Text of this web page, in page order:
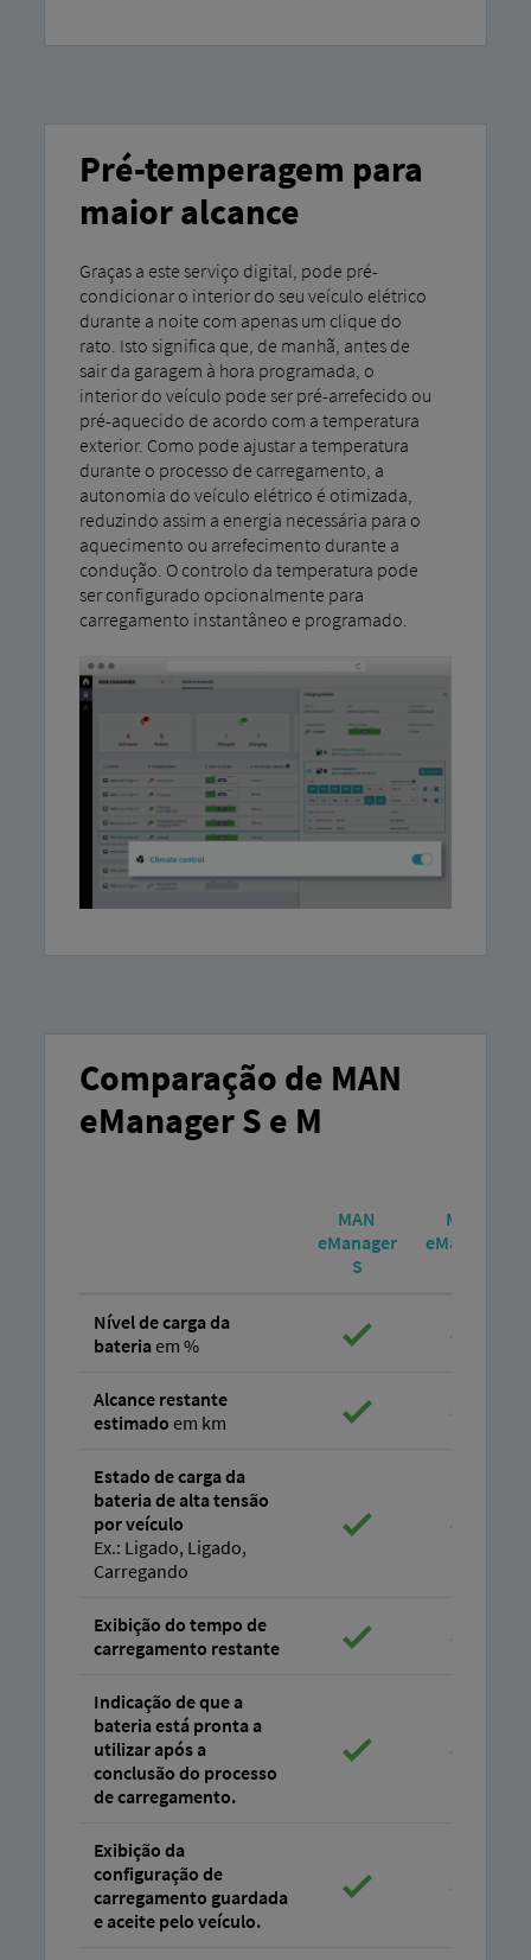
Pré-temperagem para
maior alcance
Graças a este serviço digital, pode pré-
condicionar o interior do seu veículo elétrico
durante a noite com apenas um clique do
rato. Isto significa que, de manhã, antes de
sair da garagem à hora programada, o
interior do veículo pode ser pré-arrefecido ou
pré-aquecido de acordo com a temperatura
exterior. Como pode ajustar a temperatura
durante o processo de carregamento, a
autonomia do veículo elétrico é otimizada,
reduzindo assim a energia necessária para o
aquecimento ou arrefecimento durante a
condução. O controlo da temperatura pode
ser configurado opcionalmente para
carregamento instantâneo e programado.
Comparação de MAN
eManager S e M
MAN
eManager
S
MAN
eManager
Nível de carga da
bateriaem %
Alcance restante
estimado em km
Estado de carga da
bateria de alta tensão
por veículo
Ex.: Ligado, Ligado,
Carregando
Exibição do tempo de
carregamento restante
Indicação de que a
bateria está pronta a
utilizar após a
conclusão do processo
de carregamento.
Exibição da
configuração de
carregamento guardada
e aceite pelo veículo.